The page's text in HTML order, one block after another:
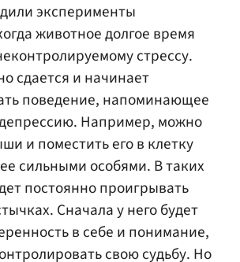
эксперименты
животное долгое время
стрессу.
сдается и начинает
поведение, напоминающее
Например, можно
и поместить его в клетку
сильными особями. В таких
постоянно проигрывать
Сначала у него будет
в себе и понимание,
свою судьбу. Но